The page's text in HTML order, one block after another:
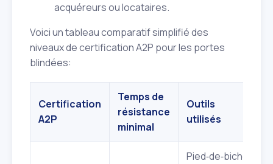
acquéreurs ou locataires.
Voici un tableau comparatif simplifié des
niveaux de certification A2P pour les portes
blindées:
Certification
A2P
Temps de
résistance
minimal
Outils
utilisés
Pied‑de‑biche,